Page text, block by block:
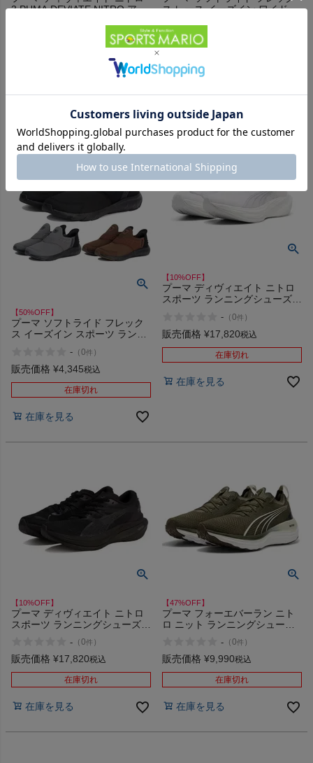
3 PUMA DEVIATE NITRO アウ
ス レース イーズイン ワイド ス
ンシュー スリッポン PUMA
SOFTRIDE FLEX LACE EASE
ット セール
販売価格
【50%OFF】
プーマ ソフトライド フレック
ス イーズイン スポーツ ランニ
ッポン 撥水 はっ水 PUMA
SOFTRIDE FLEX EASE IN 01
- （0件 ）
販売価格 ¥4,345税込
在庫切れ
在庫を見る
【10%OFF】
プーマ ディヴィエイト ニトロ
スポーツ ランニングシューズ
- （0件 ）
販売価格 ¥17,820税込
在庫切れ
在庫を見る
【10%OFF】
プーマ ディヴィエイト ニトロ
スポーツ ランニングシューズ
- （0件 ）
販売価格 ¥17,820税込
在庫切れ
在庫を見る
【47%OFF】
プーマ フォーエバーラン ニト
ロ ニット ランニングシューズ
FOREVERRUN NITRO KNIT
13 アウトレット セール
- （0件 ）
販売価格 ¥9,990税込
在庫切れ
在庫を見る